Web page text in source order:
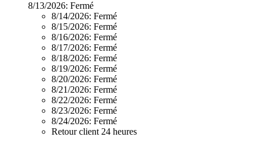
8/13/2026: Fermé
8/14/2026: Fermé
8/15/2026: Fermé
8/16/2026: Fermé
8/17/2026: Fermé
8/18/2026: Fermé
8/19/2026: Fermé
8/20/2026: Fermé
8/21/2026: Fermé
8/22/2026: Fermé
8/23/2026: Fermé
8/24/2026: Fermé
Retour client 24 heures